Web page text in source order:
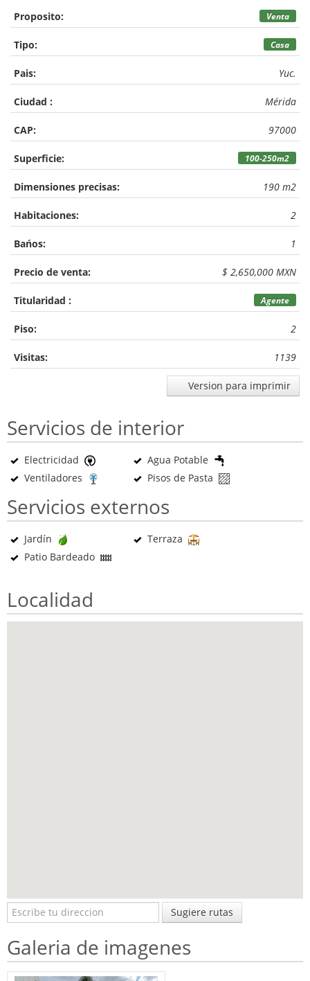
Proposito: Venta
Tipo: Casa
Pais: Yuc.
Ciudad : Mérida
CAP: 97000
Superficie: 100-250m2
Dimensiones precisas: 190 m2
Habitaciones: 2
Bańos: 1
Precio de venta: $ 2,650,000 MXN
Titularidad : Agente
Piso: 2
Visitas: 1139
Version para imprimir
Servicios de interior
Electricidad
Agua Potable
Ventiladores
Pisos de Pasta
Servicios externos
Jardín
Terraza
Patio Bardeado
Localidad
Sugiere rutas
Galeria de imagenes